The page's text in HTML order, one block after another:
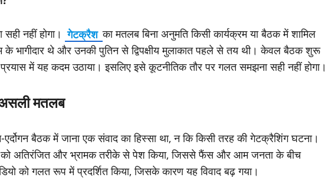
नहीं होगा। गेटक्रैश का मतलब बिना अनुमति किसी कार्यक्रम या बैठक में शामिल
के भागीदार थे और उनकी पुतिन से द्विपक्षीय मुलाकात पहले से तय थी। केवल बैठक शुरू
में यह कदम उठाया। इसलिए इसे कूटनीतिक तौर पर गलत समझना सही नहीं होगा।
असली मतलब
एर्दोगन बैठक में जाना एक संवाद का हिस्सा था, न कि किसी तरह की गेटक्रैशिंग घटना।
को अतिरंजित और भ्रामक तरीके से पेश किया, जिससे फैंस और आम जनता के बीच
को गलत रूप में प्रदर्शित किया, जिसके कारण यह विवाद बढ़ गया।